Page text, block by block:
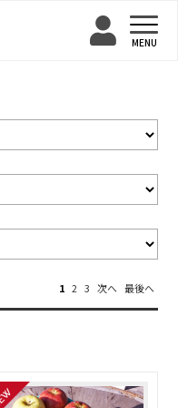
1 2 3 次へ 最後へ